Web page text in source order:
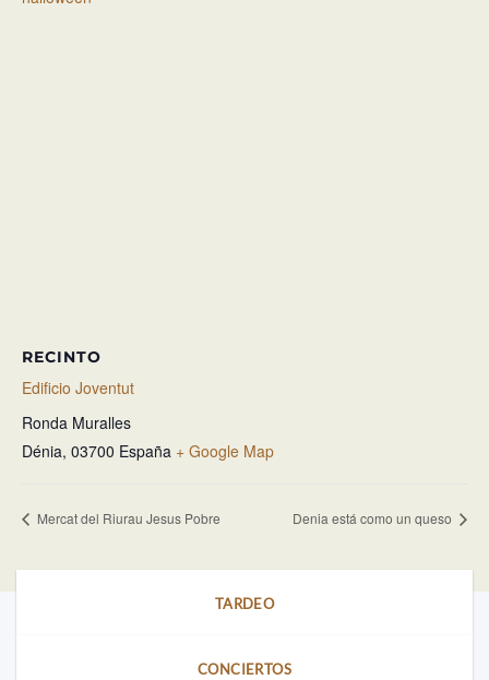
RECINTO
Edificio Joventut
Ronda Muralles
Dénia, 03700 España + Google Map
Mercat del Riurau Jesus Pobre Denia está como un queso
TARDEO
CONCIERTOS